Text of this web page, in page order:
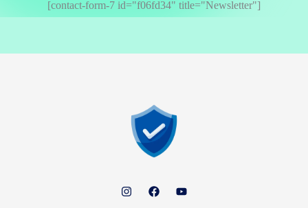
[contact-form-7 id="f06fd34" title="Newsletter"]